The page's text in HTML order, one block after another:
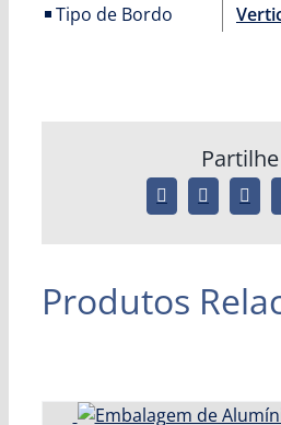
Tipo de Bordo
Partilhe
Produtos